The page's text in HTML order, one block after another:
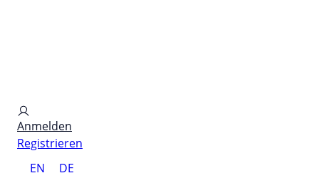
for PHYSIC ASSETS
Anmelden
Registrieren
EN
DE